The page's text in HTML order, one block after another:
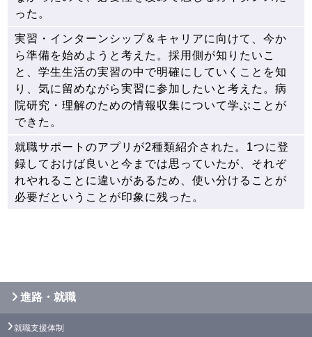
った。
実習・インターンシップ＆キャリアに向けて、今か
ら準備を始めようと考えた。採用側が知りたいこ
と、学生生活の実習の中で明確にしていくことを知
り、気に留めながら実習に参加したいと考えた。病
院研究・理解のための情報収集について学ぶことが
できた。
就職サポートのアプリが2種類紹介された。1つに登
録しておけば良いと今までは思っていたが、それぞ
れやれることに違いがあるため、使い分けることが
必要だということが印象に残った。
進路・就職
就職支援体制